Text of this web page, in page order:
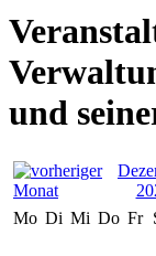
und
Mo Di Mi Do Fr